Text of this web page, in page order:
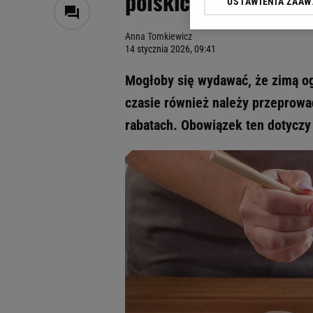
Anna Tomkiewicz
14 stycznia 2026, 09:41
Mogłoby się wydawać, że zimą
czasie również należy
rabatach. Obowiązek ten
Klikając „Akceptuję”
odnośnik „Ustawienia
My, nasi Zaufani
Użycie dokładnych
Przechowywanie